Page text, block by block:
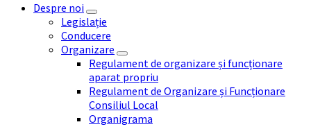
Despre noi
Legislație
Conducere
Organizare
Regulament de organizare și funcționare
aparat propriu
Regulament de Organizare și Funcționare
Consiliul Local
Organigrama